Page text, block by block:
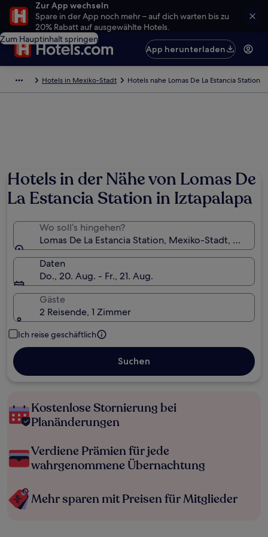
Zur App wechseln
Spare in der App noch mehr – auf dich warten bis zu
20% Rabatt auf ausgewählte Hotels.
Zum Hauptinhalt springen
App herunterladen
Hotels in Mexiko-Stadt Hotels nahe Lomas De La Estancia Station
Hotels in der Nähe von Lomas De
La Estancia Station in Iztapalapa
Wo soll’s hingehen?
Lomas De La Estancia Station, Mexiko-Stadt, Mexiko
Daten
Do., 20. Aug. - Fr., 21. Aug.
Gäste
2 Reisende, 1 Zimmer
Ich reise geschäftlich
Suchen
Kostenlose Stornierung bei
Planänderungen
Verdiene Prämien für jede
wahrgenommene Übernachtung
Mehr sparen mit Preisen für Mitglieder